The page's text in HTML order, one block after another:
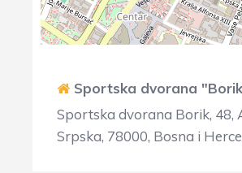
Sportska dvorana
Sportska dvorana Borik, 48,
Srpska, 78000, Bosna i